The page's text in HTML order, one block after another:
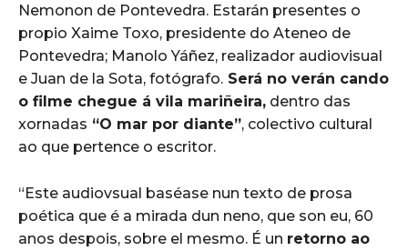
Nemonon de Pontevedra. Estarán presentes o
propio Xaime Toxo, presidente do Ateneo de
Pontevedra; Manolo Yáñez, realizador audiovisual
e Juan de la Sota, fotógrafo. Será no verán cando
o filme chegue á vila mariñeira, dentro das
xornadas “O mar por diante”, colectivo cultural
ao que pertence o escritor.
“Este audiovsual baséase nun texto de prosa
poética que é a mirada dun neno, que son eu, 60
anos despois, sobre el mesmo. É un retorno ao